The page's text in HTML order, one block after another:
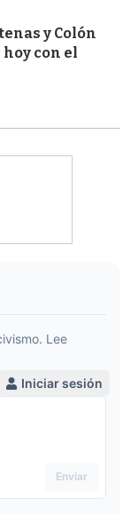
y Colón
con el